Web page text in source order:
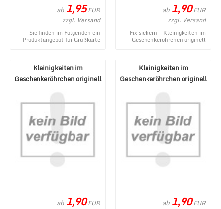
ab 1,95EUR
zzgl. Versand
Sie finden im Folgenden ein
Produktangebot für Grußkarte
ab 1,90EUR
zzgl. Versand
Fix sichern - Kleinigkeiten im
Geschenkeröhrchen originell
Kleinigkeiten im
Geschenkeröhrchen originell
ab 1,90EUR
Kleinigkeiten im
Geschenkeröhrchen originell
ab 1,90EUR